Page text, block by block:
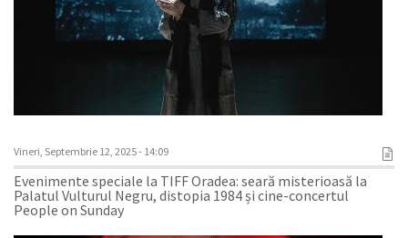
Vineri, Septembrie 12, 2025 - 14:09
Evenimente speciale la TIFF Oradea: seară misterioasă la
Palatul Vulturul Negru, distopia 1984 și cine-concertul
People on Sunday